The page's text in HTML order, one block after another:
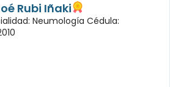
Rubi Iñaki
Neumología Cédula: